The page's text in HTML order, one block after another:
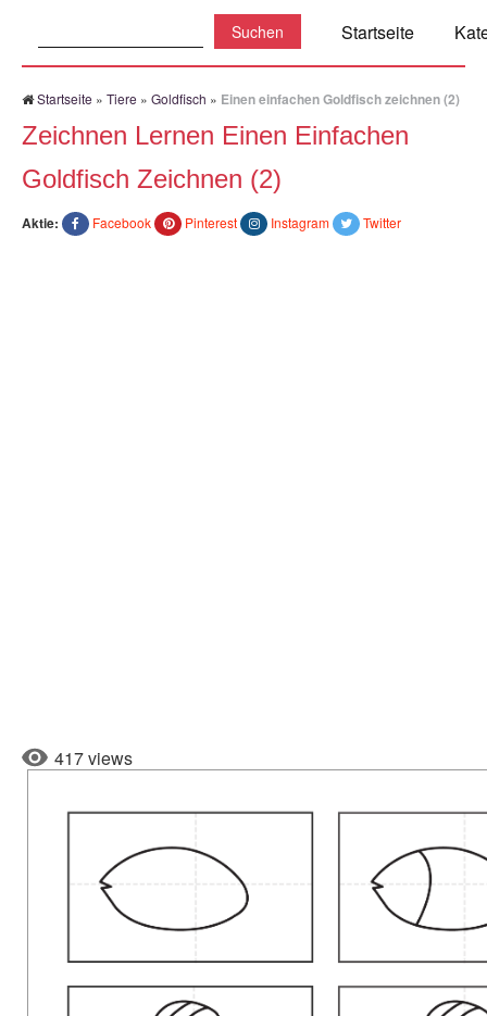
Startseite
Startseite » Tiere » Goldfisch » Einen einfachen Goldfisch zeichnen (2)
Zeichnen Lernen Einen Einfachen
Goldfisch Zeichnen (2)
Aktie: Facebook Pinterest Instagram Twitter
417 views